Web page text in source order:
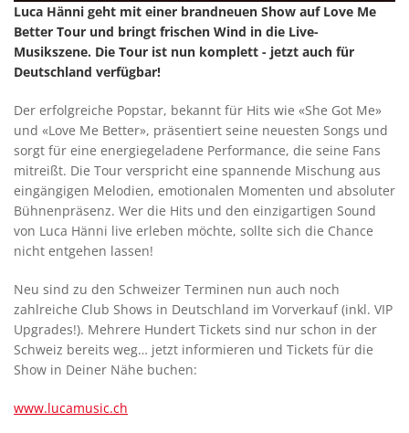
Luca Hänni geht mit einer brandneuen Show auf Love Me
Better Tour und bringt frischen Wind in die Live-
Musikszene. Die Tour ist nun komplett - jetzt auch für
Deutschland verfügbar!
Der erfolgreiche Popstar, bekannt für Hits wie «She Got Me»
und «Love Me Better», präsentiert seine neuesten Songs und
sorgt für eine energiegeladene Performance, die seine Fans
mitreißt. Die Tour verspricht eine spannende Mischung aus
eingängigen Melodien, emotionalen Momenten und absoluter
Bühnenpräsenz. Wer die Hits und den einzigartigen Sound
von Luca Hänni live erleben möchte, sollte sich die Chance
nicht entgehen lassen!
Neu sind zu den Schweizer Terminen nun auch noch
zahlreiche Club Shows in Deutschland im Vorverkauf (inkl. VIP
Upgrades!). Mehrere Hundert Tickets sind nur schon in der
Schweiz bereits weg… jetzt informieren und Tickets für die
Show in Deiner Nähe buchen:
www.lucamusic.ch